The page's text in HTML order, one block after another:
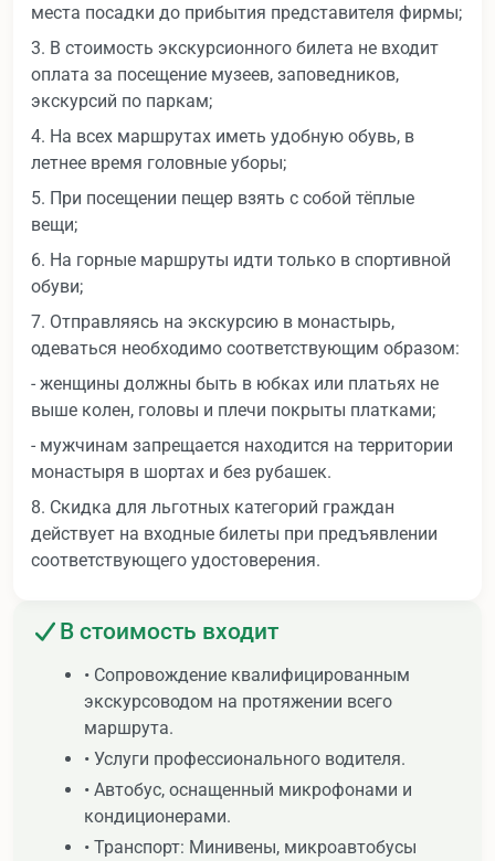
места посадки до прибытия представителя фирмы;
3. В стоимость экскурсионного билета не входит
оплата за посещение музеев, заповедников,
экскурсий по паркам;
4. На всех маршрутах иметь удобную обувь, в
летнее время головные уборы;
5. При посещении пещер взять с собой тёплые
вещи;
6. На горные маршруты идти только в спортивной
обуви;
7. Отправляясь на экскурсию в монастырь,
одеваться необходимо соответствующим образом:
- женщины должны быть в юбках или платьях не
выше колен, головы и плечи покрыты платками;
- мужчинам запрещается находится на территории
монастыря в шортах и без рубашек.
8. Скидка для льготных категорий граждан
действует на входные билеты при предъявлении
соответствующего удостоверения.
В стоимость входит
• Сопровождение квалифицированным
экскурсоводом на протяжении всего
маршрута.
• Услуги профессионального водителя.
• Автобус, оснащенный микрофонами и
кондиционерами.
• Транспорт: Минивены, микроавтобусы